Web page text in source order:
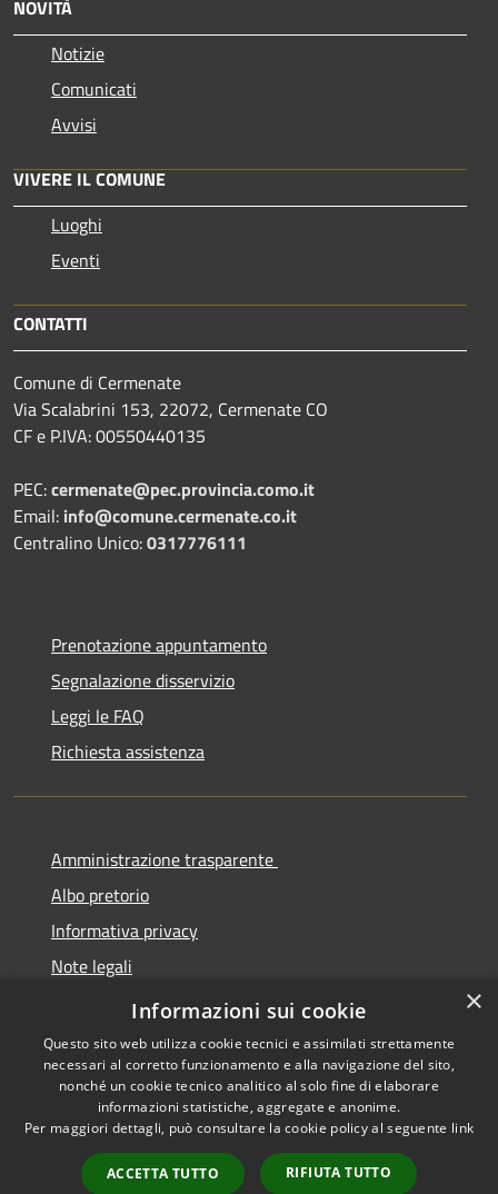
NOVITÀ
Notizie
Comunicati
Avvisi
VIVERE IL COMUNE
Luoghi
Eventi
CONTATTI
Comune di Cermenate
Via Scalabrini 153, 22072, Cermenate CO
CF e P.IVA: 00550440135
PEC:cermenate@pec.provincia.como.it
Email: info@comune.cermenate.co.it
Centralino Unico:0317776111
Prenotazione appuntamento
Segnalazione disservizio
Leggi le FAQ
Richiesta assistenza
Amministrazione trasparente
Albo pretorio
Informativa privacy
Note legali
Dichiarazione di accessibilità
Accessibilità
Copyright © 2026 • Comune di
Cermenate • Powered by
Municipium•
Accesso
×
Informazioni sui cookie
Questo sito web utilizza cookie tecnici e assimilati strettamente
necessari al corretto funzionamento e alla navigazione del sito,
nonché un cookie tecnico analitico al solo fine di elaborare
informazioni statistiche, aggregate e anonime.
Per maggiori dettagli, può consultare la cookie policy al seguente link
ACCETTA TUTTO RIFIUTA TUTTO